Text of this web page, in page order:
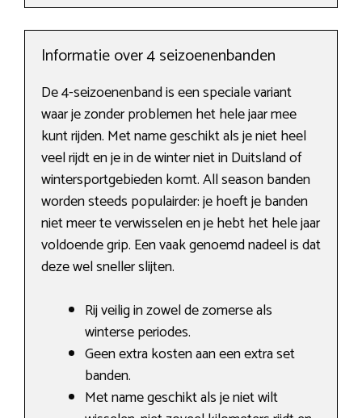
Informatie over 4 seizoenenbanden
De 4-seizoenenband is een speciale variant
waar je zonder problemen het hele jaar mee
kunt rijden. Met name geschikt als je niet heel
veel rijdt en je in de winter niet in Duitsland of
wintersportgebieden komt. All season banden
worden steeds populairder: je hoeft je banden
niet meer te verwisselen en je hebt het hele jaar
voldoende grip. Een vaak genoemd nadeel is dat
deze wel sneller slijten.
Rij veilig in zowel de zomerse als
winterse periodes.
Geen extra kosten aan een extra set
banden.
Met name geschikt als je niet wilt